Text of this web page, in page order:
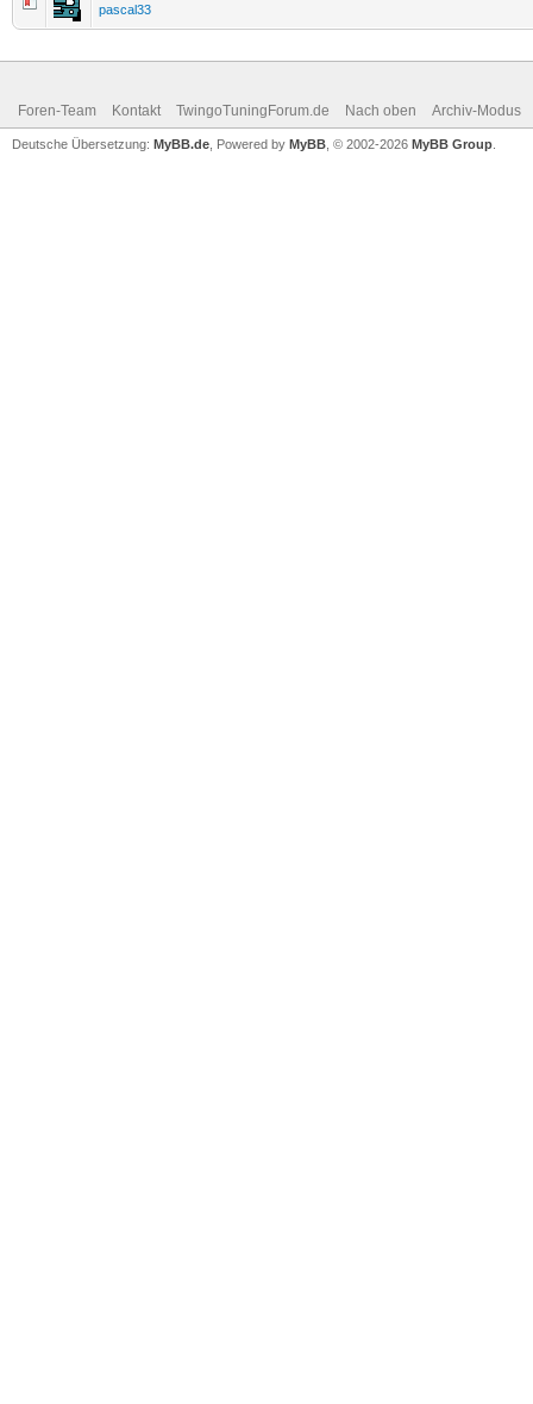
pascal33
Foren-Team Kontakt TwingoTuningForum.de Nach oben Archiv-Modus
Deutsche Übersetzung: MyBB.de , Powered by MyBB , © 2002-2026 MyBB Group